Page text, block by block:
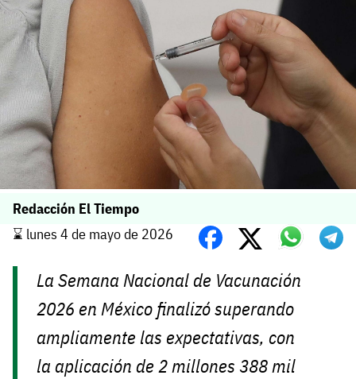
Redacción El Tiempo
⌛️ lunes 4 de mayo de 2026
La Semana Nacional de Vacunación
2026 en México finalizó superando
ampliamente las expectativas, con
la aplicación de 2 millones 388 mil